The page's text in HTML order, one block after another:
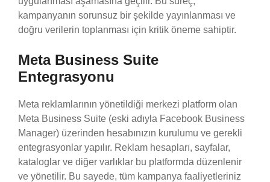
kampanyanın sorunsuz bir şekilde yayınlanması ve
doğru verilerin toplanması için kritik öneme sahiptir.
Meta Business Suite
Entegrasyonu
Meta reklamlarının yönetildiği merkezi platform olan
Meta Business Suite (eski adıyla Facebook Business
Manager) üzerinden hesabınızın kurulumu ve gerekli
entegrasyonlar yapılır. Reklam hesapları, sayfalar,
kataloglar ve diğer varlıklar bu platformda düzenlenir
ve yönetilir. Bu sayede, tüm kampanya faaliyetleriniz